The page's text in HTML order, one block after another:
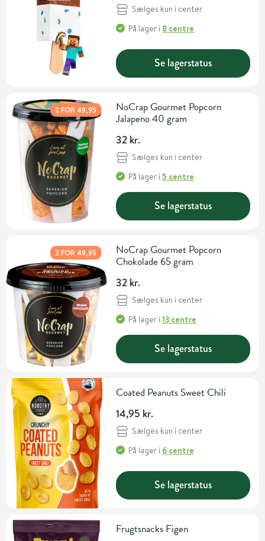
Sælges kun i center
På lager i 8 centre
Se lagerstatus
2 FOR 49,95
NoCrap Gourmet Popcorn
Jalapeno 40 gram
32 kr.
Sælges kun i center
På lager i5 centre
Se lagerstatus
2 FOR 49,95
NoCrap Gourmet Popcorn
Chokolade 65 gram
32 kr.
Sælges kun i center
På lager i13 centre
Se lagerstatus
Coated Peanuts Sweet Chili
14,95 kr.
Sælges kun i center
På lager i 6 centre
Se lagerstatus
Frugtsnacks Figen